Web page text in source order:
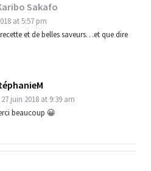
Sakafo
at 5:57 pm
et de belles saveurs…et que dire
27 juin 2018 at 9:39 am
beaucoup 😀